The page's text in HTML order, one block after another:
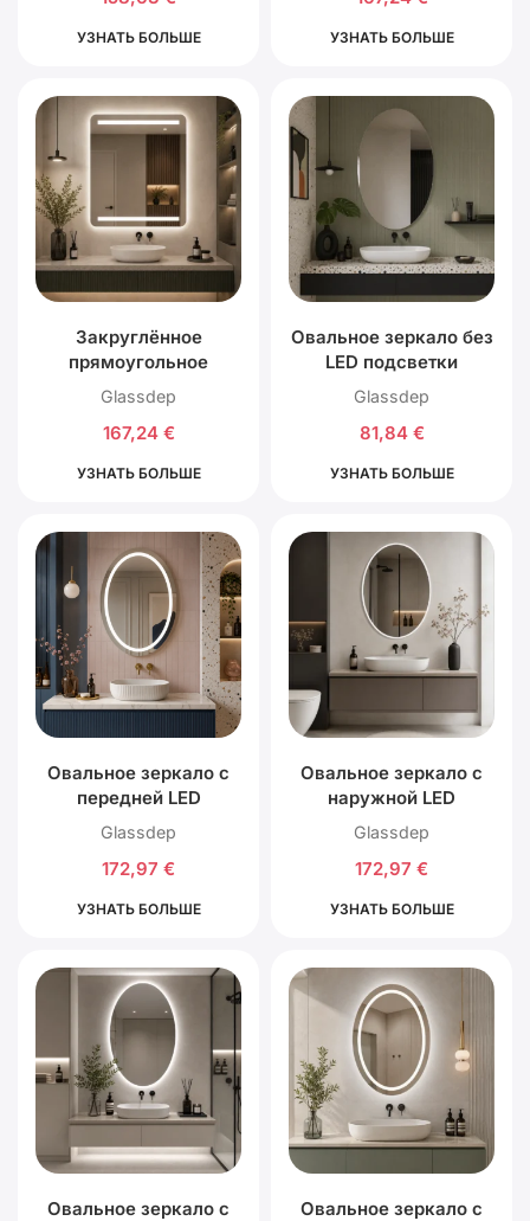
УЗНАТЬ БОЛЬШЕ УЗНАТЬ БОЛЬШЕ
Закруглённое
прямоугольное
зеркало R50 с
передней верхней,
нижней и задней LED
Glassdep
167,24 €
УЗНАТЬ БОЛЬШЕ
Овальное зеркало без
LED подсветки
Glassdep
81,84 €
УЗНАТЬ БОЛЬШЕ
Овальное зеркало с
передней LED
подсветкой
Glassdep
172,97 €
УЗНАТЬ БОЛЬШЕ
Овальное зеркало с
наружной LED
подсветкой
Glassdep
172,97 €
УЗНАТЬ БОЛЬШЕ
Овальное зеркало с
Овальное зеркало с